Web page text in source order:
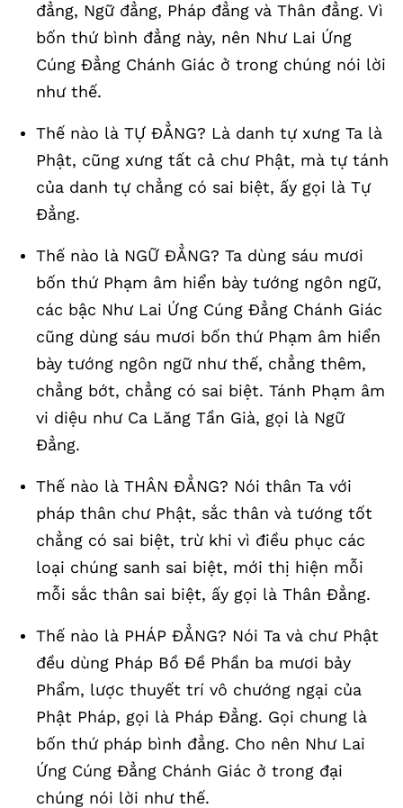
đẳng, Ngữ đẳng, Pháp đẳng và Thân đẳng. Vì
bốn thứ bình đẳng này, nên Như Lai Ứng
Cúng Đẳng Chánh Giác ở trong chúng nói lời
như thế.
Thế nào là TỰ ĐẲNG? Là danh tự xưng Ta là
Phật, cũng xưng tất cả chư Phật, mà tự tánh
của danh tự chẳng có sai biệt, ấy gọi là Tự
Đẳng.
Thế nào là NGỮ ĐẲNG? Ta dùng sáu mươi
bốn thứ Phạm âm hiển bày tướng ngôn ngữ,
các bậc Như Lai Ứng Cúng Đẳng Chánh Giác
cũng dùng sáu mươi bốn thứ Phạm âm hiển
bày tướng ngôn ngữ như thế, chẳng thêm,
chẳng bớt, chẳng có sai biệt. Tánh Phạm âm
vi diệu như Ca Lăng Tần Già, gọi là Ngữ
Đẳng.
Thế nào là THÂN ĐẲNG? Nói thân Ta với
pháp thân chư Phật, sắc thân và tướng tốt
chẳng có sai biệt, trừ khi vì điều phục các
loại chúng sanh sai biệt, mới thị hiện mỗi
mỗi sắc thân sai biệt, ấy gọi là Thân Đẳng.
Thế nào là PHÁP ĐẲNG? Nói Ta và chư Phật
đều dùng Pháp Bồ Đề Phần ba mươi bảy
Phẩm, lược thuyết trí vô chướng ngại của
Phật Pháp, gọi là Pháp Đẳng. Gọi chung là
bốn thứ pháp bình đẳng. Cho nên Như Lai
Ứng Cúng Đẳng Chánh Giác ở trong đại
chúng nói lời như thế.